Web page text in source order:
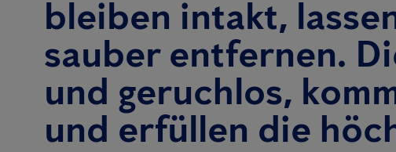
bleiben intakt,
sauber entfernen.
und geruchlos,
und erfüllen die